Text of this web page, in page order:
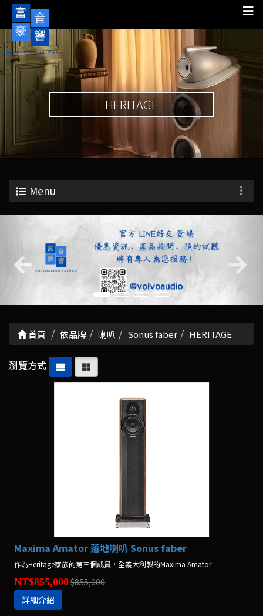
HERITAGE
Menu
首頁 依品牌 喇叭 Sonus faber HERITAGE
瀏覽方式
Maxima Amator 落地喇叭 Sonus faber
作為Heritage家族的第三個成員，全義大利製的Maxima Amator
NT$855,000$855,000
詳細介紹